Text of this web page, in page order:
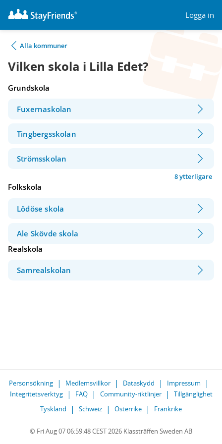
Logga in
Alla kommuner
Vilken skola i Lilla Edet?
Grundskola
Fuxernaskolan
Tingbergsskolan
Strömsskolan
8 ytterligare
Folkskola
Lödöse skola
Ale Skövde skola
Realskola
Samrealskolan
Personsökning Medlemsvillkor Dataskydd
Impressum
Integritetsverktyg
FAQ Community-riktlinjer
Tillgänglighet
Tyskland
Schweiz Österrike Frankrike
© Fri Aug 07 06:59:48 CEST 2026 Klassträffen Sweden AB